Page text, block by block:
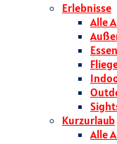
Erlebnisse
Alle
Kurzurlaub
Alle